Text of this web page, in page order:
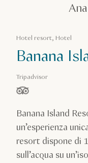
Hotel resort, Hotel
Banana
Tripadvisor
stelle su 5 in base a
Banana Island
un’esperienza
resort dispone di
sull’acqua su